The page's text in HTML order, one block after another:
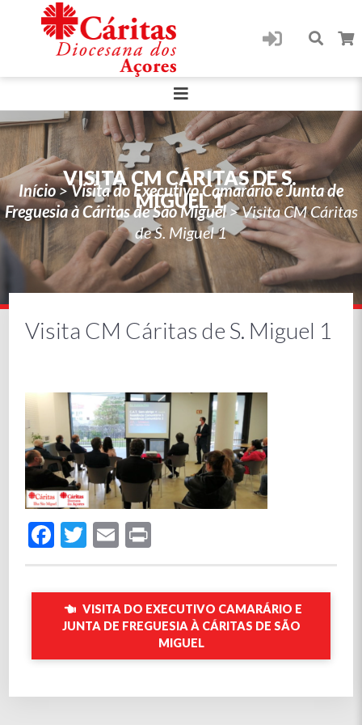
VISITA CM CÁRITAS DE S.
MIGUEL 1
Início>Visita do Executivo Camarário e Junta de
Freguesia à Cáritas de São Miguel >Visita CM Cáritas
de S. Miguel 1
Visita CM Cáritas de S. Miguel 1
Facebook
Twitter
Email
VISITA DO EXECUTIVO CAMARÁRIO E
JUNTA DE FREGUESIA À CÁRITAS DE SÃO
MIGUEL